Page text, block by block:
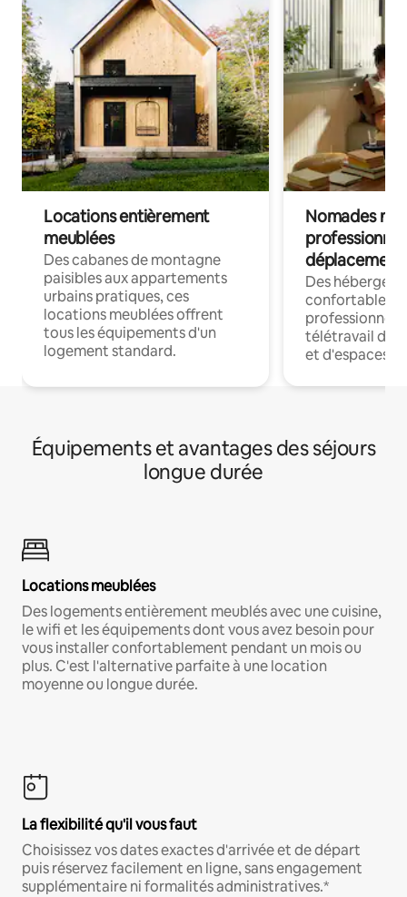
Locations entièrement
meublées
Des cabanes de montagne
paisibles aux appartements
urbains pratiques, ces
locations meublées offrent
tous les équipements d'un
logement standard.
Nomades
déplacement
Des
confortables
professionnels
télétravail
et d'espaces
Équipements et avantages des séjours
longue durée
Locations meublées
Des logements entièrement meublés avec une cuisine,
le wifi et les équipements dont vous avez besoin pour
vous installer confortablement pendant un mois ou
plus. C'est l'alternative parfaite à une location
moyenne ou longue durée.
La flexibilité qu'il vous faut
Choisissez vos dates exactes d'arrivée et de départ
puis réservez facilement en ligne, sans engagement
supplémentaire ni formalités administratives.*